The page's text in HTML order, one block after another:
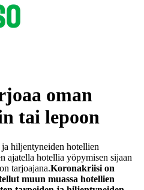
oman
tai lepoon
hiljentyneiden hotellien
ajatella hotellia yöpymisen sijaan
tarjoajana.Koronakriisi on
muun muassa hotellien